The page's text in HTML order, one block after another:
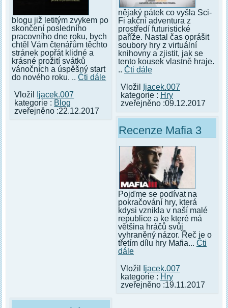
blogu již letitým zvykem po
skončení posledního
pracovního dne roku, bych
chtěl Vám čtenářům těchto
stránek popřát klidné a
krásné prožití svátků
vánočních a úspěšný start
do nového roku. ..Čti dále
Vložil
Ijacek.007
kategorie : Blog
zveřejněno :22.12.2017
nějaký pátek co vyšla Sci-
Fi akční adventura z
prostředí futuristické
paříže. Nastal čas oprášit
soubory hry z virtuální
knihovny a zjistit, jak se
tento kousek vlastně hraje.
.. Čti dále
Vložil
Ijacek.007
kategorie : Hry
zveřejněno :09.12.2017
Recenze Mafia 3
Pojďme se podívat na
pokračování hry, která
kdysi vznikla v naší malé
republice a ke které má
většina hráčů svůj
vyhraněný názor. Řeč je o
třetím dílu hry Mafia... Čti
dále
Vložil
Ijacek.007
kategorie : Hry
zveřejněno :19.11.2017